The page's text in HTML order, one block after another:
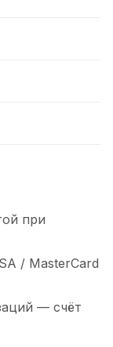
при
/ MasterCard
— счёт